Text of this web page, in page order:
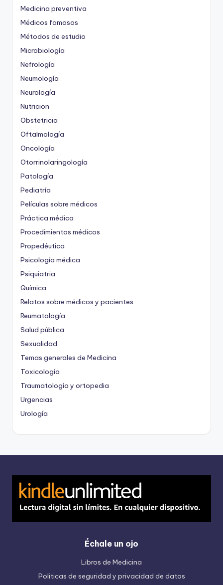
Medicina preventiva
Médicos famosos
Métodos de estudio
Microbiología
Nefrología
Neumología
Neurología
Nutricion
Obstetricia
Oftalmología
Oncología
Otorrinolaringología
Patología
Pediatría
Películas sobre médicos
Práctica médica
Procedimientos médicos
Propedéutica
Psicología médica
Psiquiatria
Química
Relatos sobre médicos y pacientes
Reumatología
Salud pública
Sexualidad
Temas generales de Medicina
Toxicología
Traumatología y ortopedia
Urgencias
Urología
Échale un ojo
Libros de Medicina
Politicas de seguridad y privacidad de datos